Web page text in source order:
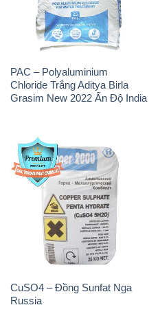
PAC – Polyaluminium
Chloride Trắng Aditya Birla
Grasim New 2022 Ấn Độ India
CuSO4 – Đồng Sunfat Nga
Russia